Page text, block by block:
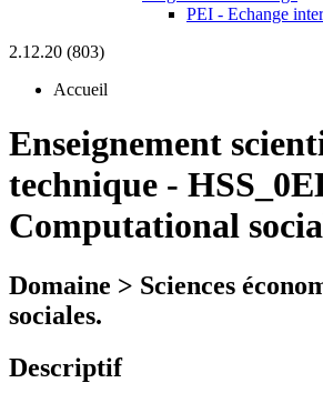
PEI - Echange
2.12.20 (803)
Accueil
Enseignement
technique -
Computational
Domaine > Sciences
sociales.
Descriptif